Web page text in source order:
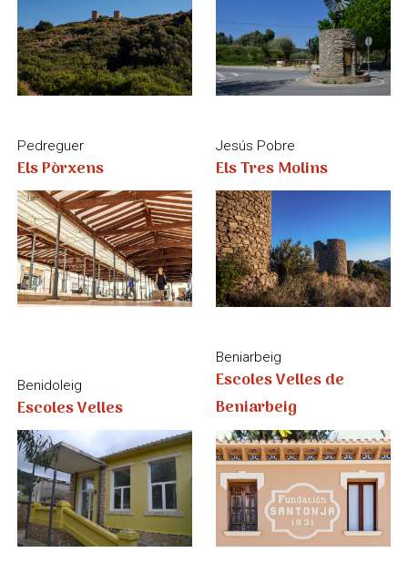
Benidoleig
Escoles Velles
Beniarbeig
Escoles Velles de
Beniarbeig
La Llosa de Camatxo
Escoles Velles de la
Llosa
El Ràfol d’Almúnia
Escut picat de la
Segona Germania